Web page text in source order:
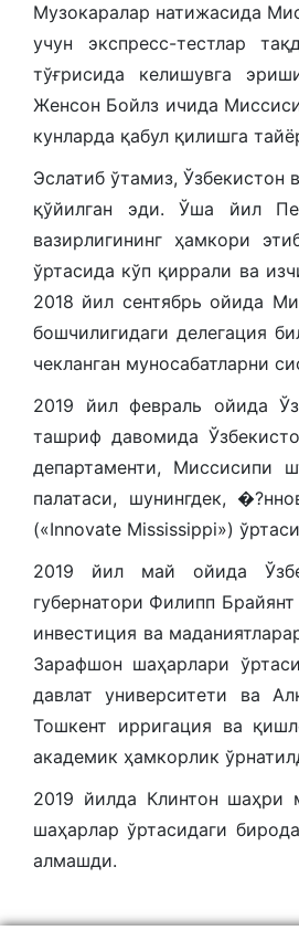
Музокаралар натижасида
учун экспресс-тестлар
тўғрисида келишувга
Женсон Бойлз ичида
кунларда қабул қилишга
Эслатиб ўтамиз,
қўйилган эди. Ўша йил
вазирлигининг ҳамкори
ўртасида кўп қиррали ва
2018 йил сентябрь ойида
бошчилигидаги делегация
чекланган муносабатларни
2019 йил февраль ойида
ташриф давомида
департаменти, Миссисипи
палатаси, шунингдек,
(«Innovate Mississippi»)
2019 йил май ойида
губернатори Филипп
инвестиция ва
Зарафшон шаҳарлари
давлат университети ва
Тошкент ирригация ва
академик ҳамкорлик
2019 йилда Клинтон
шаҳарлар ўртасидаги
алмашди.